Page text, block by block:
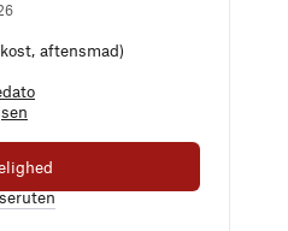
aftensmad)